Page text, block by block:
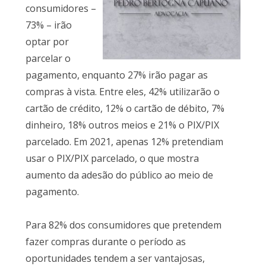
consumidores –
73% – irão
optar por
parcelar o
pagamento, enquanto 27% irão pagar as
compras à vista. Entre eles, 42% utilizarão o
cartão de crédito, 12% o cartão de débito, 7%
dinheiro, 18% outros meios e 21% o PIX/PIX
parcelado. Em 2021, apenas 12% pretendiam
usar o PIX/PIX parcelado, o que mostra
aumento da adesão do público ao meio de
pagamento.
Para 82% dos consumidores que pretendem
fazer compras durante o período as
oportunidades tendem a ser vantajosas,